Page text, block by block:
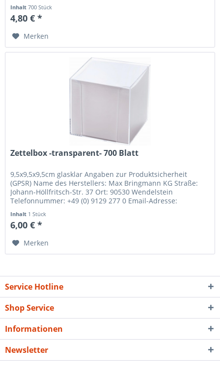
Inhalt700 Stück
4,80 € *
Merken
Zettelbox -transparent- 700 Blatt
9,5x9,5x9,5cm glasklar Angaben zur Produktsicherheit
(GPSR) Name des Herstellers: Max Bringmann KG Straße:
Johann-Höllfritsch-Str. 37 Ort: 90530 Wendelstein
Telefonnummer: +49 (0) 9129 277 0 Email-Adresse:
Inhalt 1 Stück
6,00 € *
Merken
Service Hotline
Shop Service
Informationen
Newsletter